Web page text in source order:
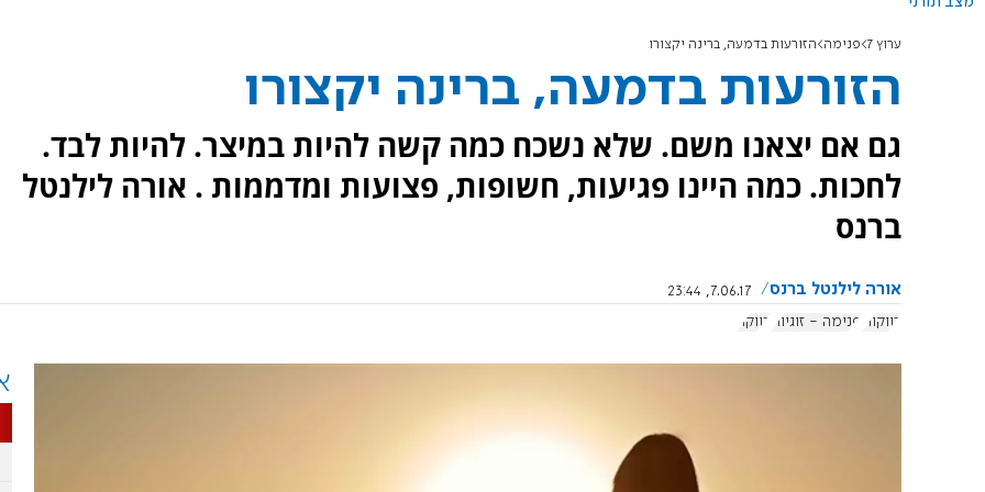
ערוץ 7 פנימה הזורעות בדמעה, ברינה יקצורו
הזורעות בדמעה, ברינה יקצורו
גם אם יצאנו משם. שלא נשכח כמה קשה להיות במיצר. להיות לבד.
לחכות. כמה היינו פגיעות, חשופות, פצועות ומדממות . אורה לילנטל
ברנס
אורה לילנטל ברנס
7.06.17, 23:44
רווקות
פנימה - זוגיות רווקה